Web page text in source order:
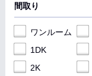
間取り
ワンルーム
1DK
2K